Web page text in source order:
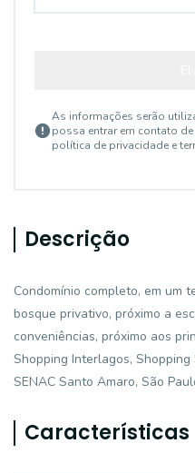
As informações serão
possa entrar em contato
política de privacidade e
Descrição
Condomínio completo, em um
bosque privativo, próximo a
conveniências, próximo aos
Shopping Interlagos, Shopping
SENAC Santo Amaro, São
Características